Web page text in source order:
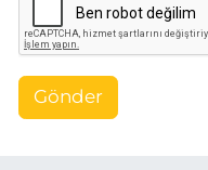
Gönder